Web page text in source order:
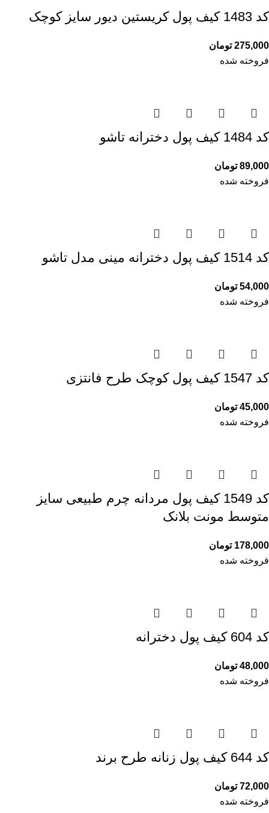
کد 1483 کیف پول کریستین دیور سایز کوچک
275,000 تومان
فروخته شده
کد 1484 کیف پول دخترانه تاشو
89,000 تومان
فروخته شده
کد 1514 کیف پول دخترانه مینی مدل تاشو
54,000 تومان
فروخته شده
کد 1547 کیف پول کوچک طرح فانتزی
45,000 تومان
فروخته شده
کد 1549 کیف پول مردانه چرم طبیعی سایز
متوسط مونت بلانک
178,000 تومان
فروخته شده
کد 604 کیف پول دخترانه
48,000 تومان
فروخته شده
کد 644 کیف پول زنانه طرح برند
72,000 تومان
فروخته شده